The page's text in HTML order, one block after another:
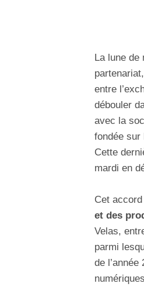
La lune de
entre
débouler
avec la
fondée sur
Cette
mardi en
Cet
et des
Velas,
parmi
de